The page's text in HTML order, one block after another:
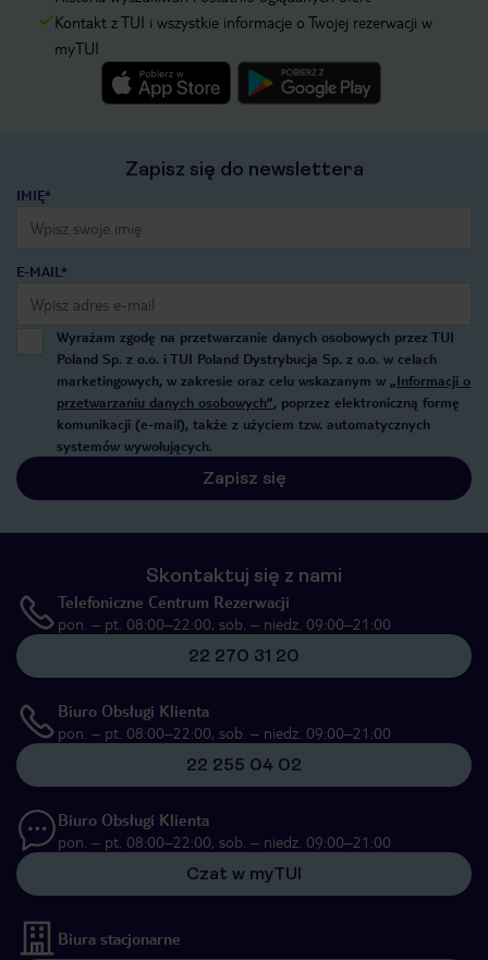
Kontakt z TUI i wszystkie informacje o Twojej rezerwacji w
myTUI
Zapisz się do newslettera
IMIĘ*
E-MAIL*
Wyrażam zgodę na przetwarzanie danych osobowych przez TUI
Poland Sp. z o.o. i TUI Poland Dystrybucja Sp. z o.o. w celach
marketingowych, w zakresie oraz celu wskazanym w „Informacji o
przetwarzaniu danych osobowych”, poprzez elektroniczną formę
komunikacji (e-mail), także z użyciem tzw. automatycznych
systemów wywołujących.
Zapisz się
Skontaktuj się z nami
Telefoniczne Centrum Rezerwacji
pon. – pt. 08:00–22:00, sob. – niedz. 09:00–21:00
22 270 31 20
Biuro Obsługi Klienta
pon. – pt. 08:00–22:00, sob. – niedz. 09:00–21:00
22 255 04 02
Biuro Obsługi Klienta
pon. – pt. 08:00–22:00, sob. – niedz. 09:00–21:00
Czat w myTUI
Biura stacjonarne